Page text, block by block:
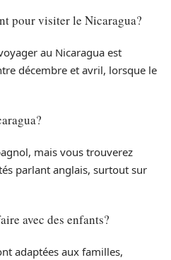
pour visiter le Nicaragua?
au Nicaragua est
décembre et avril, lorsque le
mais vous trouverez
parlant anglais, surtout sur
avec des enfants?
adaptées aux familles,